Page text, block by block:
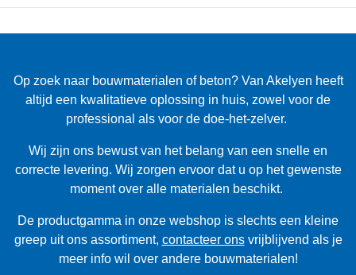
Op zoek naar bouwmaterialen of beton? Van Akelyen heeft
altijd een kwalitatieve oplossing in huis, zowel voor de
professional als voor de doe-het-zelver.
Wij zijn ons bewust van het belang van een snelle en
correcte levering. Wij zorgen ervoor dat u op het gewenste
moment over alle materialen beschikt.
De productgamma in onze webshop is slechts een kleine
greep uit ons assortiment, contacteer onsvrijblijvend als je
meer info wil over andere bouwmaterialen!